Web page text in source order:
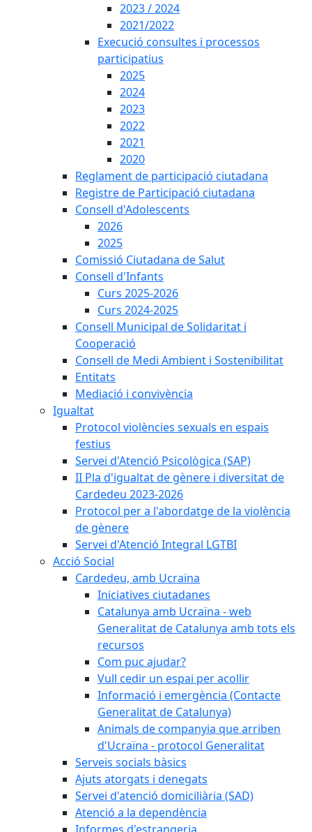
2023 / 2024
2021/2022
Execució consultes i processos
participatius
2025
2024
2023
2022
2021
2020
Reglament de participació ciutadana
Registre de Participació ciutadana
Consell d'Adolescents
2026
2025
Comissió Ciutadana de Salut
Consell d'Infants
Curs 2025-2026
Curs 2024-2025
Consell Municipal de Solidaritat i
Cooperació
Consell de Medi Ambient i Sostenibilitat
Entitats
Mediació i convivència
Igualtat
Protocol violències sexuals en espais
festius
Servei d'Atenció Psicològica (SAP)
II Pla d'igualtat de gènere i diversitat de
Cardedeu 2023-2026
Protocol per a l'abordatge de la violència
de gènere
Servei d'Atenció Integral LGTBI
Acció Social
Cardedeu, amb Ucraïna
Iniciatives ciutadanes
Catalunya amb Ucraïna - web
Generalitat de Catalunya amb tots els
recursos
Com puc ajudar?
Vull cedir un espai per acollir
Informació i emergència (Contacte
Generalitat de Catalunya)
Animals de companyia que arriben
d'Ucraïna - protocol Generalitat
Serveis socials bàsics
Ajuts atorgats i denegats
Servei d'atenció domiciliària (SAD)
Atenció a la dependència